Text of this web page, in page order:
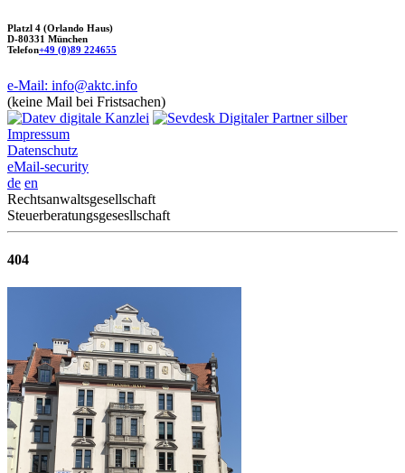
Platzl 4 (Orlando Haus)
D-80331 München
Telefon+49 (0)89 224655
e-Mail: info@aktc.info
(keine Mail bei Fristsachen)
Impressum
Datenschutz
eMail-security
de en
Rechtsanwaltsgesellschaft
Steuerberatungsgesesllschaft
404